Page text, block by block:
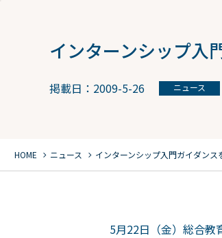
インターンシップ入
掲載日：2009-5-26 ニュース
HOME chevron_right ニュース chevron_right インターンシップ入門ガイダンス
5月22日（金）総合教